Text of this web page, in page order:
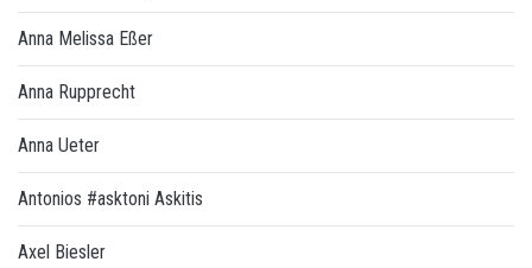
Anna Melissa Eßer
Anna Rupprecht
Anna Ueter
Antonios #asktoni Askitis
Axel Biesler